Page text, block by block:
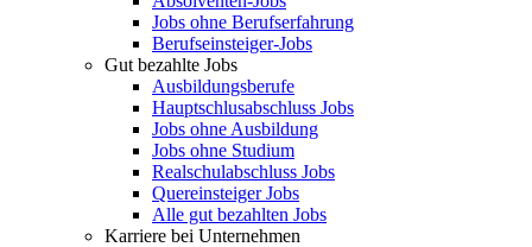
Jobs ohne Berufserfahrung
Berufseinsteiger-Jobs
Gut bezahlte Jobs
Ausbildungsberufe
Hauptschlusabschluss Jobs
Jobs ohne Ausbildung
Jobs ohne Studium
Realschulabschluss Jobs
Quereinsteiger Jobs
Alle gut bezahlten Jobs
Karriere bei Unternehmen